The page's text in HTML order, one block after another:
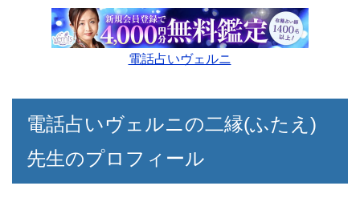
電話占いヴェルニ
電話占いヴェルニの二縁(ふたえ)
先生のプロフィール